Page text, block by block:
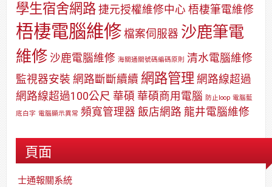
學生宿舍網路 捷元授權維修中心 梧棲筆電維修
梧棲電腦維修 檔案伺服器 沙鹿筆電
維修 沙鹿電腦維修 海關通關號碼編碼原則 清水電腦維修
監視器安裝 網路斷斷續續 網路管理 網路線超過
網路線超過100公尺 華碩 華碩商用電腦 防止loop 電腦藍
底白字 電腦顯示異常 頻寬管理器 飯店網路 龍井電腦維修
頁面
士通報關系統